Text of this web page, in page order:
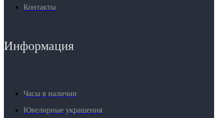
Контакты
Информация
Часы в наличии
Ювелирные украшения